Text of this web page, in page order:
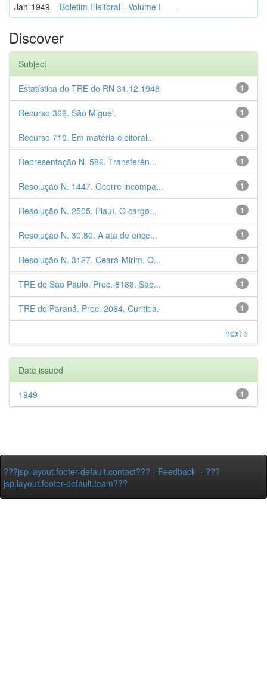
Jan-1949 Boletim Eleitoral - Volume I -
Discover
Subject
1
Estatística do TRE do RN 31.12.1948
1
Recurso 369. São Miguel.
1
Recurso 719. Em matéria eleitoral...
1
Representação N. 586. Transferên...
1
Resolução N. 1447. Ocorre incompa...
1
Resolução N. 2505. Piauí. O cargo...
1
Resolução N. 30.80. A ata de ence...
1
Resolução N. 3127. Ceará-Mirim. O...
1
TRE de São Paulo. Proc. 8188. São...
1
TRE do Paraná. Proc. 2064. Curitiba.
next >
Date issued
1
1949
???jsp.layout.footer-default.contact??? - Feedback - ???
jsp.layout.footer-default.team???